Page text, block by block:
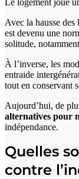
Avec la hausse des
est devenu une
solitude,
À l’inverse, les
entraide
tout en conservant
Aujourd’hui, de
alternatives pour
indépendance.
Quelles
contre